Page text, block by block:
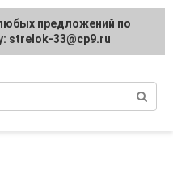
и
предложений по
strelok-33@cp9.ru
предложений по
strelok-33@cp9.ru